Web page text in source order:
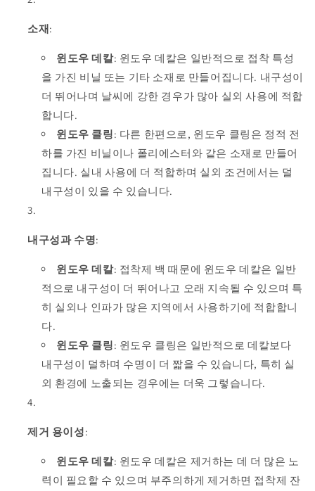
소재:
윈도우 데칼: 윈도우 데칼은 일반적으로 접착 특성
을 가진 비닐 또는 기타 소재로 만들어집니다. 내구성이
더 뛰어나며 날씨에 강한 경우가 많아 실외 사용에 적합
합니다.
윈도우 클링: 다른 한편으로, 윈도우 클링은 정적 전
하를 가진 비닐이나 폴리에스터와 같은 소재로 만들어
집니다. 실내 사용에 더 적합하며 실외 조건에서는 덜
내구성이 있을 수 있습니다.
내구성과 수명:
윈도우 데칼: 접착제 백 때문에 윈도우 데칼은 일반
적으로 내구성이 더 뛰어나고 오래 지속될 수 있으며 특
히 실외나 인파가 많은 지역에서 사용하기에 적합합니
다.
윈도우 클링: 윈도우 클링은 일반적으로 데칼보다
내구성이 덜하며 수명이 더 짧을 수 있습니다, 특히 실
외 환경에 노출되는 경우에는 더욱 그렇습니다.
제거 용이성:
윈도우 데칼: 윈도우 데칼은 제거하는 데 더 많은 노
력이 필요할 수 있으며 부주의하게 제거하면 접착제 잔